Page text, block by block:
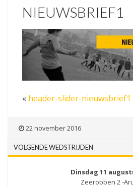
NIEUWSBRIEF1
« header-slider-nieuwsbrief1
22 november 2016
VOLGENDE WEDSTRIJDEN
Dinsdag 11
Zeerobben 2 -